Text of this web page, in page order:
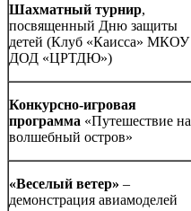
Шахматный турнир,
посвященный Дню защиты
детей (Клуб «Каисса» МКОУ
ДОД «ЦРТДЮ»)
Конкурсно-игровая
программа «Путешествие на
волшебный остров»
«Веселый ветер» –
демонстрация авиамоделей